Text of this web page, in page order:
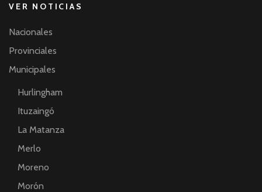
VER NOTICIAS
Nacionales
Provinciales
Municipales
Hurlingham
Ituzaingó
La Matanza
Merlo
Moreno
Morón